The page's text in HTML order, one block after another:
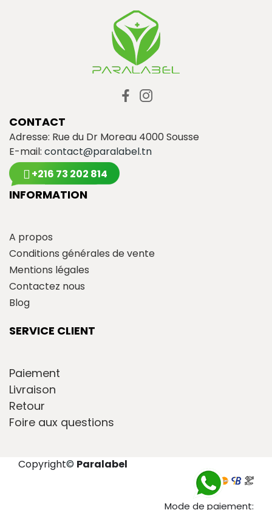
CONTACT
Adresse: Rue du Dr Moreau 4000 Sousse
E-mail: contact@paralabel.tn
+216 73 202 814
INFORMATION
A propos
Conditions générales de vente
Mentions légales
Contactez nous
Blog
SERVICE CLIENT
Paiement
Livraison
Retour
Foire aux questions
Copyright© Paralabel
Mode de paiement: